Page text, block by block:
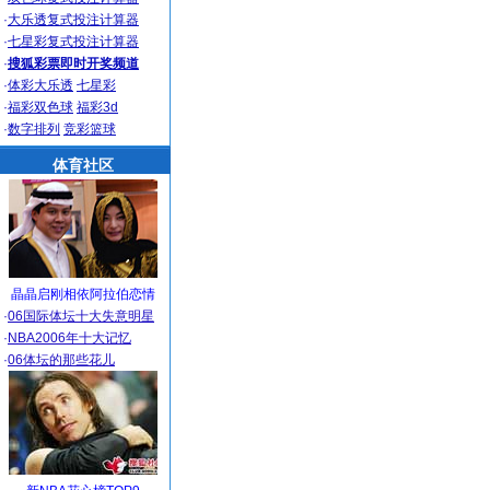
·大乐透复式投注计算器
·七星彩复式投注计算器
·搜狐彩票即时开奖频道
·体彩大乐透 七星彩
·福彩双色球 福彩3d
·数字排列 竞彩篮球
体育社区
晶晶启刚相依阿拉伯恋情
·06国际体坛十大失意明星
· NBA2006年十大记忆
·06体坛的那些花儿